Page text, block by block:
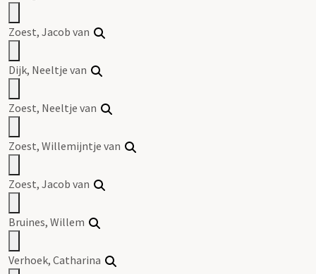
Zoest, Jacob van
Dijk, Neeltje van
Zoest, Neeltje van
Zoest, Willemijntje van
Zoest, Jacob van
Bruines, Willem
Verhoek, Catharina